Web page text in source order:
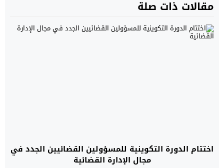
مقالات ذات صلة
اختتام الدورة التكوينية للمسؤولين القضائيين الجدد في
مجال الإدارة القضائية